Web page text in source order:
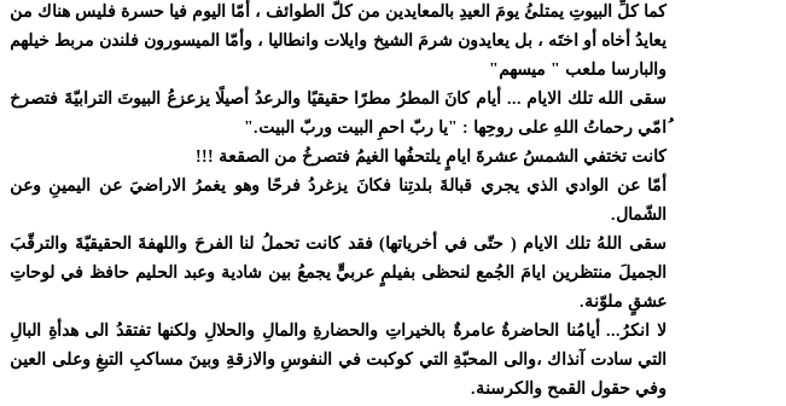
كما كلِّ البيوتِ يمتلئُ يومَ العيدِ بالمعايدين من كلّ الطوائف ، أمّا اليوم فيا حسرة فليس هناك من
يعايدُ أخاه أو اختَه ، بل يعايدون شرمَ الشيخ وايلات وانطاليا ، وأمّا الميسورون فلندن مربط خيلهم
والبارسا ملعب " ميسهم"
سقى الله تلك الايام ... أيام كانَ المطرُ مطرًا حقيقيًا والرعدُ أصيلًا يزعزعُ البيوتَ الترابيّةَ فتصرخ
ُامّي رحماتُ اللهِ على روحِها : "يا ربّ احمِ البيت وربّ البيت".
كانت تختفي الشمسُ عشرةَ ايامٍ يلتحفُها الغيمُ فتصرخُ من الصقعة !!!
أمّا عن الوادي الذي يجري قبالةَ بلدتِنا فكانَ يزغردُ فرحًا وهو يغمرُ الاراضيَ عن اليمينِ وعن
الشّمال.
سقى اللهُ تلك الايام ( حتّى في أخرياتها) فقد كانت تحملُ لنا الفرحَ واللهفةَ الحقيقيّةَ والترقّبَ
الجميلَ منتظرين ايامَ الجُمع لنحظى بفيلمٍ عربيٍّ يجمعُ بين شادية وعبد الحليم حافظ في لوحاتِ
عشقٍ ملوّنة.
لا انكرُ... أيامُنا الحاضرةُ عامرةٌ بالخيراتِ والحضارةِ والمالِ والحلالِ ولكنها تفتقدُ الى هدأةِ البالِ
التي سادت آنذاك ،والى المحبّةِ التي كوكبت في النفوسِ والازقةِ وبينَ مساكبِ التبغِ وعلى العين
وفي حقول القمح والكرسنة.